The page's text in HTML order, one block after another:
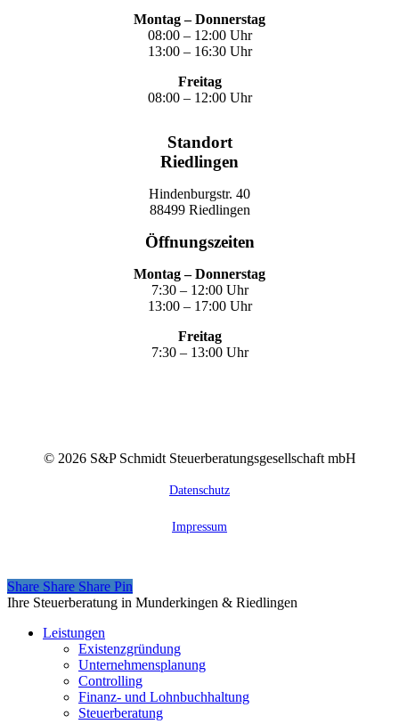
Montag – Donnerstag
08:00 – 12:00 Uhr
13:00 – 16:30 Uhr
Freitag
08:00 – 12:00 Uhr
Standort
Riedlingen
Hindenburgstr. 40
88499 Riedlingen
Öffnungszeiten
Montag – Donnerstag
7:30 – 12:00 Uhr
13:00 – 17:00 Uhr
Freitag
7:30 – 13:00 Uhr
© 2026S&P Schmidt Steuerberatungsgesellschaft mbH
Datenschutz
Impressum
Share
Share Share Share Pin
Close
Ihre Steuerberatung in Munderkingen & Riedlingen
Leistungen
Existenzgründung
Unternehmensplanung
Controlling
Finanz- und Lohnbuchhaltung
Steuerberatung